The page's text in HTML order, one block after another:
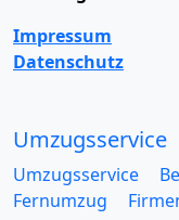
Impressum
Datenschutz
Umzugsservice
Umzugsservice
Fernumzug